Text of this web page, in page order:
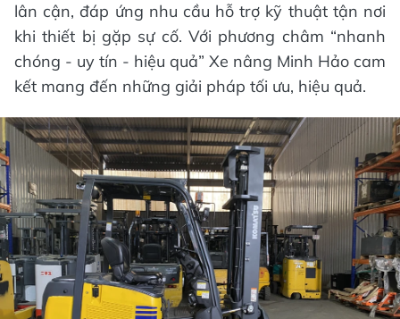
lân cận, đáp ứng nhu cầu hỗ trợ kỹ thuật tận nơi
khi thiết bị gặp sự cố. Với phương châm “nhanh
chóng - uy tín - hiệu quả” Xe nâng Minh Hảo cam
kết mang đến những giải pháp tối ưu, hiệu quả.